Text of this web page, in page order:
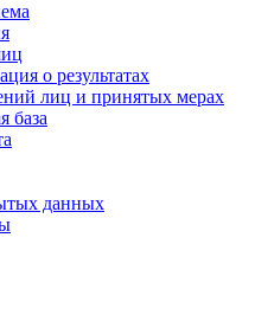
о результатах
лиц и принятых мерах
база
данных